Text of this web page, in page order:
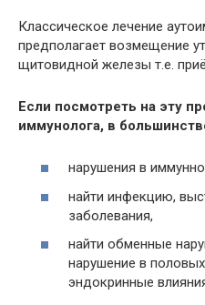
Классическое лечение
предполагает возмещение
щитовидной железы т.е.
Если посмотреть на эту
иммунолога, в
нарушения в
найти инфекцию,
заболевания,
найти обменные
нарушение в
эндокринные